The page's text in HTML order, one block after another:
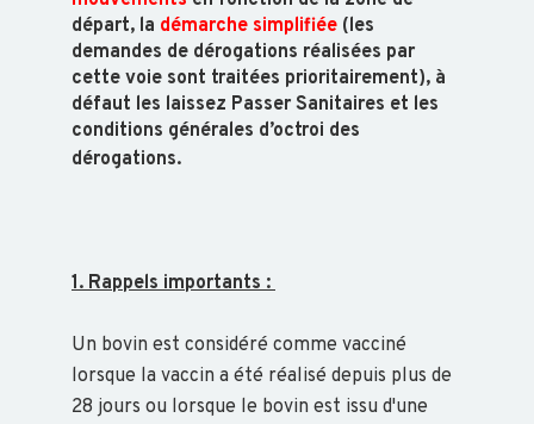
CAPRIN
PORCIN
VOLAILLE
POISSON
départ, la démarche simplifiée (les
demandes de dérogations réalisées par
cette voie sont traitées prioritairement), à
défaut les laissez Passer Sanitaires et les
conditions générales d’octroi des
dérogations.
1. Rappels importants :
Un bovin est considéré comme vacciné
lorsque la vaccin a été réalisé depuis plus de
28 jours ou lorsque le bovin est issu d'une